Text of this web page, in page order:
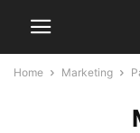
Home Marketing